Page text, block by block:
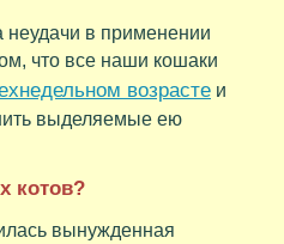
в применении
что все наши кошаки
возрасте и
выделяемые ею
котов?
вынужденная